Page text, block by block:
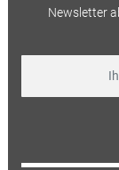
Newsletter